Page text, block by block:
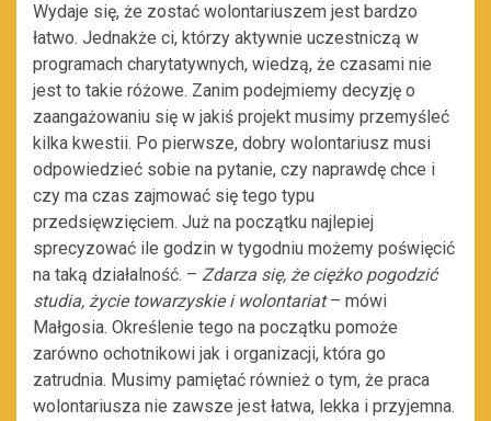
Wydaje się, że zostać wolontariuszem jest bardzo
łatwo. Jednakże ci, którzy aktywnie uczestniczą w
programach charytatywnych, wiedzą, że czasami nie
jest to takie różowe. Zanim podejmiemy decyzję o
zaangażowaniu się w jakiś projekt musimy przemyśleć
kilka kwestii. Po pierwsze, dobry wolontariusz musi
odpowiedzieć sobie na pytanie, czy naprawdę chce i
czy ma czas zajmować się tego typu
przedsięwzięciem. Już na początku najlepiej
sprecyzować ile godzin w tygodniu możemy poświęcić
na taką działalność. – Zdarza się, że ciężko pogodzić
studia, życie towarzyskie i wolontariat– mówi
Małgosia. Określenie tego na początku pomoże
zarówno ochotnikowi jak i organizacji, która go
zatrudnia. Musimy pamiętać również o tym, że praca
wolontariusza nie zawsze jest łatwa, lekka i przyjemna.